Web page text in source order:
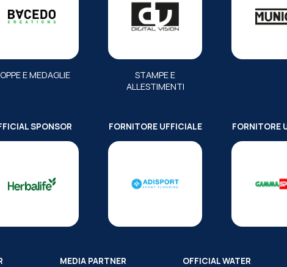
E MEDAGLIE
STAMPE E
ALLESTIMENTI
SPONSOR FORNITORE UFFICIALE FORNITORE
MEDIA PARTNER OFFICIAL WATER